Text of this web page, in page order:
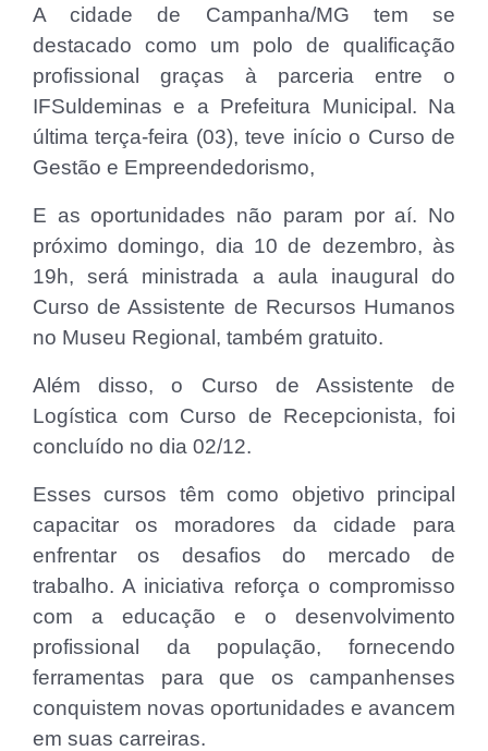
A cidade de Campanha/MG tem se
destacado como um polo de qualificação
profissional graças à parceria entre o
IFSuldeminas e a Prefeitura Municipal. Na
última terça-feira (03), teve início o Curso de
Gestão e Empreendedorismo,
E as oportunidades não param por aí. No
próximo domingo, dia 10 de dezembro, às
19h, será ministrada a aula inaugural do
Curso de Assistente de Recursos Humanos
no Museu Regional, também gratuito.
Além disso, o Curso de Assistente de
Logística com Curso de Recepcionista, foi
concluído no dia 02/12.
Esses cursos têm como objetivo principal
capacitar os moradores da cidade para
enfrentar os desafios do mercado de
trabalho. A iniciativa reforça o compromisso
com a educação e o desenvolvimento
profissional da população, fornecendo
ferramentas para que os campanhenses
conquistem novas oportunidades e avancem
em suas carreiras.